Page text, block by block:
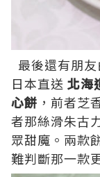
最後還有朋
日本直送 北海
心餅 ，前者芝
者那絲滑朱古
眾甜魔。兩款
難判斷那一款